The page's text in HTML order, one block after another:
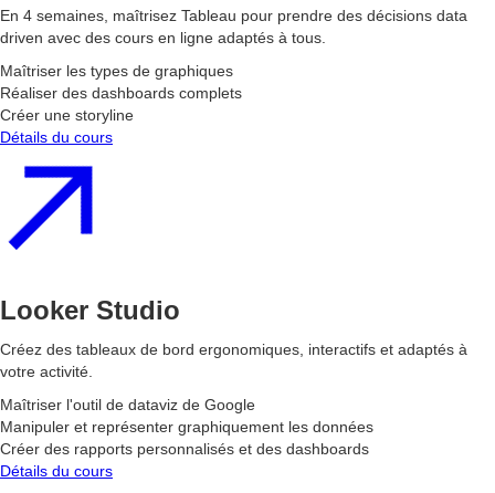
En 4 semaines, maîtrisez Tableau pour prendre des décisions data
driven avec des cours en ligne adaptés à tous.
Maîtriser les types de graphiques
Réaliser des dashboards complets
Créer une storyline
Détails du cours
Looker Studio
Créez des tableaux de bord ergonomiques, interactifs et adaptés à
votre activité.
Maîtriser l'outil de dataviz de Google
Manipuler et représenter graphiquement les données
Créer des rapports personnalisés et des dashboards
Détails du cours